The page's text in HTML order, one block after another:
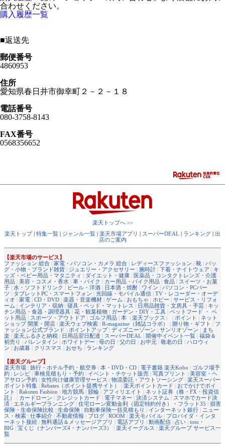
合わせください。
購入履歴一覧
■返送先
郵便番号
4860953
住所
愛知県春日井市御幸町２－２－１８
電話番号
080-3758-8143
FAX番号
0568356652
楽天トップへ >>
楽天トップ| 特集一覧 | ジャンル一覧 | 楽天市場アプリ | スーパーDEAL | ランキング | 出
店のご案内
【楽天市場のサービス】
ファッション 総合 | 家電・パソコン・カメラ 総合 | レディースファッション | 靴 | バッ
グ・小物・ブランド雑貨 | ジュエリー・アクセサリー | 腕時計 | 下着・ナイトウェア | キ
ッズ・ベビー用品・マタニティ | ダイエット・健康 | 医薬品・コンタクトレンズ・介護
用品 | 美容・コスメ・香水 | 車・バイク | カー用品・バイク用品 | 食品 | スイーツ・お菓
子 | 水・ソフトドリンク | ビール・洋酒 | 日本酒・焼酎 | ワイン | パソコン・PCパー
ツ | タブレットPC・スマートフォン | 光回線・モバイル通信 | TV・レコーダー・オーデ
ィオ | 家電 | CD・DVD | 楽器・音楽機材 | ゲーム | おもちゃ | ホビー | サービス・リフォ
ーム | インテリア・収納 | 寝具・ベッド・マットレス | 日用品雑貨・文房具・手芸 | キッ
チン用品・食器・調理器具 | 花・観葉植物 | ガーデン・DIY・工具 | ペットフード ・ ペ
ット用品 | スポーツ・アウトドア | ゴルフ用品 | 本 （楽天ブックス ） | ポイント | ネット
ショップ 開業・開店 | 楽天ウェブ検索 | R-magazine（雑誌コラボ） | 贈り物・ギフト | フ
ァッション公式ブランド | ポイントアップ| ディズニーゾーン | サンリオゾーン | まち
楽 | 楽天ふるさと納税 | 日用品翌日配達 | スーパーDEAL | 開催中イベント一覧 | 福袋＆
初売り | バレンタイン | ホワイトデー | 母の日 | 父の日 | お中元 | 敬老の日 | ハロウィ
ン | お歳暮 | クリスマス | おせち | ランキング
【楽天グループ】
楽天市場 | 旅行・ホテル予約・航空券 | 本・DVD・CD | 電子書籍 楽天Kobo | ゴルフ場予
約 | レシピ | 車検見積もり・予約 | イベント・チケット販売 | 写真プリント | 美容室・ヘ
アサロン予約 | 女性向け健康管理サービス | 物流委託・アウトソーシング | 楽天スーパー
ポイント特集 | Rebates（ポイント提携サイト） | 楽天ポイントカード | おでかけでポイ
ント | Rakuten Fashion | 地方競馬 | 競輪 | アフィリエイト | ネット証券（株・FX・投資信
託）
| カードローン | クレジットカード | 電子マネー | 決済システム | スマホでカード決
済 | エネルギープランニング | 住宅ローン変動金利（固定特約付き）・フラット35 | 損害
保険・生命保険比較 | 生命保険 | 自動車保険一括見積もり | インターネット銀行 | ニュー
ス・検索 | 仕事紹介 | 不動産情報 | ブログ | ROOM | 楽天モバイル | プロバイダ・インタ
ーネット接続 | 無料通話＆メッセージアプリ | 電話アプリ | 動画配信 | 占い | toto・
BIG | 宝くじ（ナンバーズ4・ナンバーズ3） | 楽天イーグルス | 楽天グループ サービス一
覧